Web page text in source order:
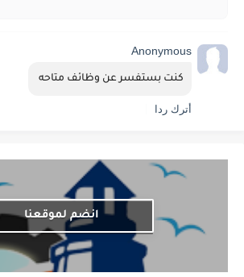
Anonymous
كنت بستفسر عن وظائف متاحه
أترك ردا
انضم لموقعنا